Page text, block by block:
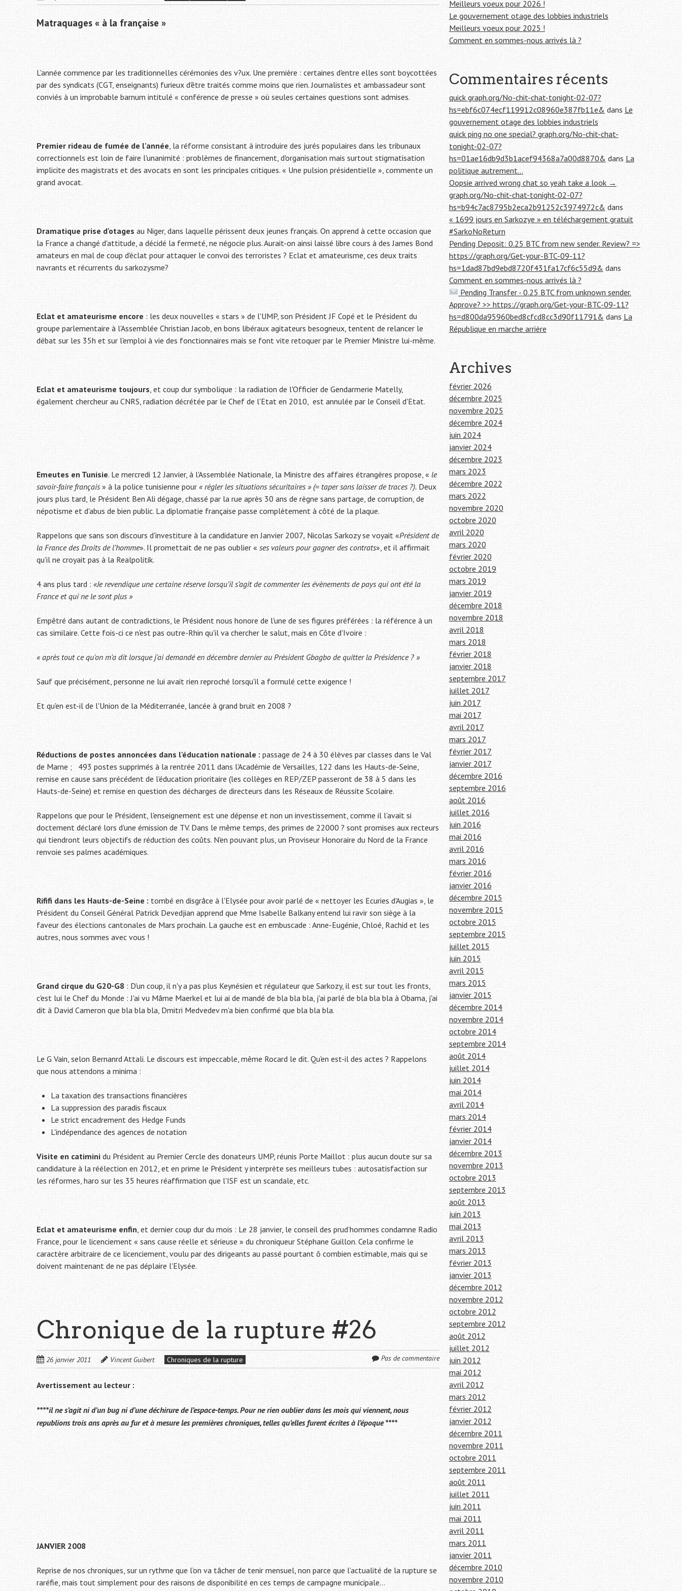
Matraquages « à la française »
L'année commence par les traditionnelles cérémonies des v?ux. Une première : certaines d'entre elles sont boycottées
par des syndicats (CGT, enseignants) furieux d'être traités comme moins que rien. Journalistes et ambassadeur sont
conviés à un improbable barnum intitulé « conférence de presse » où seules certaines questions sont admises.
Premier rideau de fumée de l'année , la réforme consistant à introduire des jurés populaires dans les tribunaux
correctionnels est loin de faire l'unanimité : problèmes de financement, d'organisation mais surtout stigmatisation
implicite des magistrats et des avocats en sont les principales critiques. « Une pulsion présidentielle », commente un
grand avocat.
Dramatique prise d'otages au Niger, dans laquelle périssent deux jeunes français. On apprend à cette occasion que
la France a changé d'attitude, a décidé la fermeté, ne négocie plus. Aurait-on ainsi laissé libre cours à des James Bond
amateurs en mal de coup d'éclat pour attaquer le convoi des terroristes ? Eclat et amateurisme, ces deux traits
navrants et récurrents du sarkozysme?
Eclat et amateurisme encore : les deux nouvelles « stars » de l'UMP, son Président JF Copé et le Président du
groupe parlementaire à l'Assemblée Christian Jacob, en bons libéraux agitateurs besogneux, tentent de relancer le
débat sur les 35h et sur l'emploi à vie des fonctionnaires mais se font vite retoquer par le Premier Ministre lui-même.
Eclat et amateurisme toujours, et coup dur symbolique : la radiation de l'Officier de Gendarmerie Matelly,
également chercheur au CNRS, radiation décrétée par le Chef de l'Etat en 2010, est annulée par le Conseil d'Etat.
Emeutes en Tunisie. Le mercredi 12 Janvier, à l'Assemblée Nationale, la Ministre des affaires étrangères propose, « le
savoir-faire français» à la police tunisienne pour « régler les situations sécuritaires » (= taper sans laisser de traces ?). Deux
jours plus tard, le Président Ben Ali dégage, chassé par la rue après 30 ans de règne sans partage, de corruption, de
népotisme et d'abus de bien public. La diplomatie française passe complètement à côté de la plaque.
Rappelons que sans son discours d'investiture à la candidature en Janvier 2007, Nicolas Sarkozy se voyait «Président de
la France des Droits de l’homme». Il promettait de ne pas oublier «ses valeurs pour gagner des contrats», et il affirmait
qu'il ne croyait pas à la Realpolitik.
4 ans plus tard : «Je revendique une certaine réserve lorsqu’il s’agit de commenter les évènements de pays qui ont été la
France et qui ne le sont plus »
Empêtré dans autant de contradictions, le Président nous honore de l'une de ses figures préférées : la référence à un
cas similaire. Cette fois-ci ce n'est pas outre-Rhin qu'il va chercher le salut, mais en Côte d'Ivoire :
« après tout ce qu'on m'a dit lorsque j'ai demandé en décembre dernier au Président Gbagbo de quitter la Présidence ? »
Sauf que précisément, personne ne lui avait rien reproché lorsqu'il a formulé cette exigence !
Et qu'en est-il de l'Union de la Méditerranée, lancée à grand bruit en 2008 ?
Réductions de postes annoncées dans l'éducation nationale : passage de 24 à 30 élèves par classes dans le Val
de Marne ; 493 postes supprimés à la rentrée 2011 dans l'Académie de Versailles, 122 dans les Hauts-de-Seine,
remise en cause sans précédent de l’éducation prioritaire (les collèges en REP/ZEP passeront de 38 à 5 dans les
Hauts-de-Seine) et remise en question des décharges de directeurs dans les Réseaux de Réussite Scolaire.
Rappelons que pour le Président, l'enseignement est une dépense et non un investissement, comme il l'avait si
doctement déclaré lors d'une émission de TV. Dans le même temps, des primes de 22000 ? sont promises aux recteurs
qui tiendront leurs objectifs de réduction des coûts. N'en pouvant plus, un Proviseur Honoraire du Nord de la France
renvoie ses palmes académiques.
Rififi dans les Hauts-de-Seine : tombé en disgrâce à l'Elysée pour avoir parlé de « nettoyer les Ecuries d'Augias », le
Président du Conseil Général Patrick Devedjian apprend que Mme Isabelle Balkany entend lui ravir son siège à la
faveur des élections cantonales de Mars prochain. La gauche est en embuscade : Anne-Eugénie, Chloé, Rachid et les
autres, nous sommes avec vous !
Grand cirque du G20-G8 : D'un coup, il n'y a pas plus Keynésien et régulateur que Sarkozy, il est sur tout les fronts,
c'est lui le Chef du Monde : J'ai vu Mâme Maerkel et lui ai de mandé de bla bla bla, j'ai parlé de bla bla bla à Obama, j'ai
dit à David Cameron que bla bla bla, Dmitri Medvedev m'a bien confirmé que bla bla bla.
Le G Vain, selon Bernanrd Attali. Le discours est impeccable, même Rocard le dit. Qu'en est-il des actes ? Rappelons
que nous attendons a minima :
La taxation des transactions financières
La suppression des paradis fiscaux
Le strict encadrement des Hedge Funds
L'indépendance des agences de notation
Visite en catimini du Président au Premier Cercle des donateurs UMP, réunis Porte Maillot : plus aucun doute sur sa
candidature à la réélection en 2012, et en prime le Président y interprète ses meilleurs tubes : autosatisfaction sur
les réformes, haro sur les 35 heures réaffirmation que l'ISF est un scandale, etc.
Eclat et amateurisme enfin , et dernier coup dur du mois : Le 28 janvier, le conseil des prud’hommes condamne Radio
France, pour le licenciement « sans cause réelle et sérieuse » du chroniqueur Stéphane Guillon. Cela confirme le
caractère arbitraire de ce licenciement, voulu par des dirigeants au passé pourtant ô combien estimable, mais qui se
doivent maintenant de ne pas déplaire l'Elysée.
Chronique de la rupture #26
26 janvier 2011 Vincent Guibert Chroniques de la rupture Pas de commentaire
Avertissement au lecteur :
****il ne s’agit ni d’un bug ni d’une déchirure de l’espace-temps. Pour ne rien oublier dans les mois qui viennent, nous
republions trois ans après au fur et à mesure les premières chroniques, telles qu’elles furent écrites à l’époque ****
JANVIER 2008
Reprise de nos chroniques, sur un rythme que l’on va tâcher de tenir mensuel, non parce que l’actualité de la rupture se
raréfie, mais tout simplement pour des raisons de disponibilité en ces temps de campagne municipale…
r
:
Meilleurs voeux pour 2026 !
Le gouvernement otage des lobbies industriels
Meilleurs voeux pour 2025 !
Comment en sommes-nous arrivés là ?
Commentaires récents
quick graph.org/No-chit-chat-tonight-02-07?
hs=ebf6c074ecf119912c08960e387fb11e& dans Le
gouvernement otage des lobbies industriels
quick ping no one special? graph.org/No-chit-chat-
tonight-02-07?
hs=01ae16db9d3b1acef94368a7a00d8870& dans La
politique autrement…
Oopsie arrived wrong chat so yeah take a look →
graph.org/No-chit-chat-tonight-02-07?
hs=b94c7ac8795b2eca2b91252c3974972c& dans
« 1699 jours en Sarkozye » en téléchargement gratuit
#SarkoNoReturn
Pending Deposit: 0.25 BTC from new sender. Review? =>
https://graph.org/Get-your-BTC-09-11?
hs=1dad87bd9ebd8720f431fa17cf6c55d9& dans
Comment en sommes-nous arrivés là ?
Pending Transfer - 0.25 BTC from unknown sender.
Approve? >> https://graph.org/Get-your-BTC-09-11?
hs=d800da95960bed8cfcd8cc3d90f11791& dans La
République en marche arrière
Archives
février 2026
décembre 2025
novembre 2025
décembre 2024
juin 2024
janvier 2024
décembre 2023
mars 2023
décembre 2022
mars 2022
novembre 2020
octobre 2020
avril 2020
mars 2020
février 2020
octobre 2019
mars 2019
janvier 2019
décembre 2018
novembre 2018
avril 2018
mars 2018
février 2018
janvier 2018
septembre 2017
juillet 2017
juin 2017
mai 2017
avril 2017
mars 2017
février 2017
janvier 2017
décembre 2016
septembre 2016
août 2016
juillet 2016
juin 2016
mai 2016
avril 2016
mars 2016
février 2016
janvier 2016
décembre 2015
novembre 2015
octobre 2015
septembre 2015
juillet 2015
juin 2015
avril 2015
mars 2015
janvier 2015
décembre 2014
novembre 2014
octobre 2014
septembre 2014
août 2014
juillet 2014
juin 2014
mai 2014
avril 2014
mars 2014
février 2014
janvier 2014
décembre 2013
novembre 2013
octobre 2013
septembre 2013
août 2013
juin 2013
mai 2013
avril 2013
mars 2013
février 2013
janvier 2013
décembre 2012
novembre 2012
octobre 2012
septembre 2012
août 2012
juillet 2012
juin 2012
mai 2012
avril 2012
mars 2012
février 2012
janvier 2012
décembre 2011
novembre 2011
octobre 2011
septembre 2011
août 2011
juillet 2011
juin 2011
mai 2011
avril 2011
mars 2011
janvier 2011
décembre 2010
novembre 2010